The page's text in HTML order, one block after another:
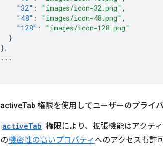
"32" : "images/icon-32.png" ,
"48" : "images/icon-48.png" ,
"128" :
"images/icon-128.png"
}
},
...
activeTab 権限を使用してユーザーのプライ
activeTab 権限により、拡張機能はアクテ
の機密性の高いプロパティ へのアクセスも許